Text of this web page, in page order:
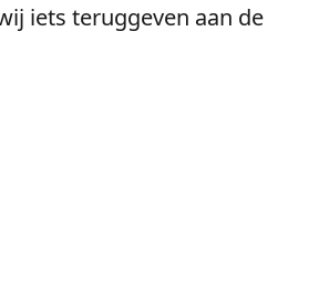
iets teruggeven aan de